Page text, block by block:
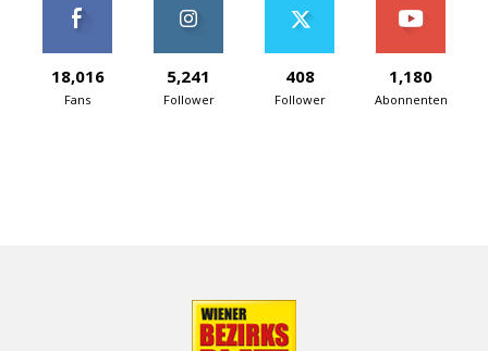
18,016
Fans
5,241
Follower
408
Follower
1,180
Abonnenten